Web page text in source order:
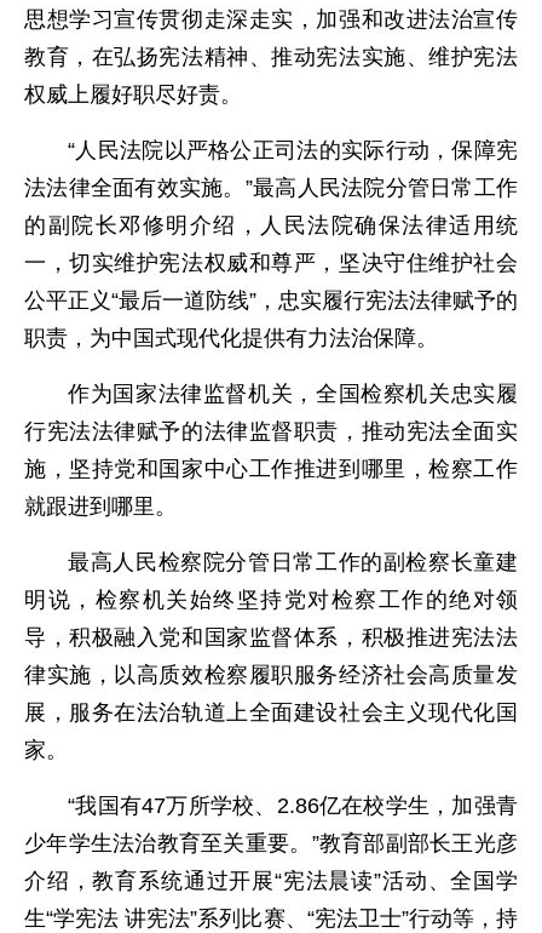
思想学习宣传贯彻走深走实，加强和改进法治宣传
教育，在弘扬宪法精神、推动宪法实施、维护宪法
权威上履好职尽好责。
“人民法院以严格公正司法的实际行动，保障宪
法法律全面有效实施。”最高人民法院分管日常工作
的副院长邓修明介绍，人民法院确保法律适用统
一，切实维护宪法权威和尊严，坚决守住维护社会
公平正义“最后一道防线”，忠实履行宪法法律赋予的
职责，为中国式现代化提供有力法治保障。
作为国家法律监督机关，全国检察机关忠实履
行宪法法律赋予的法律监督职责，推动宪法全面实
施，坚持党和国家中心工作推进到哪里，检察工作
就跟进到哪里。
最高人民检察院分管日常工作的副检察长童建
明说，检察机关始终坚持党对检察工作的绝对领
导，积极融入党和国家监督体系，积极推进宪法法
律实施，以高质效检察履职服务经济社会高质量发
展，服务在法治轨道上全面建设社会主义现代化国
家。
“我国有47万所学校、2.86亿在校学生，加强青
少年学生法治教育至关重要。”教育部副部长王光彦
介绍，教育系统通过开展“宪法晨读”活动、全国学
生“学宪法 讲宪法”系列比赛、“宪法卫士”行动等，持